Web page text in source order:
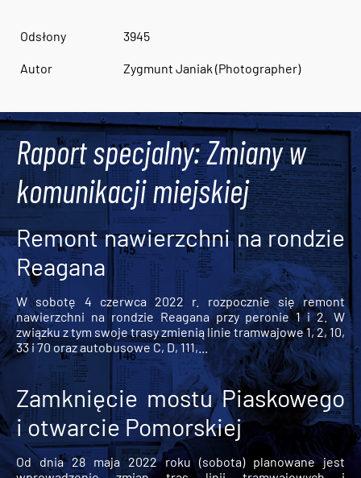
Odsłony 3945
Autor Zygmunt Janiak (Photographer)
Raport specjalny: Zmiany w
komunikacji miejskiej
Remont nawierzchni na rondzie
Reagana
W sobotę 4 czerwca 2022 r. rozpocznie się remont
nawierzchni na rondzie Reagana przy peronie 1 i 2. W
związku z tym swoje trasy zmienią linie tramwajowe 1, 2, 10,
33 i 70 oraz autobusowe C, D, 111,...
Zamknięcie mostu Piaskowego
i otwarcie Pomorskiej
Od dnia 28 maja 2022 roku (sobota) planowane jest